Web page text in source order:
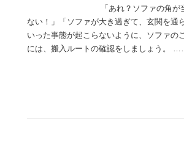
「あれ？ソファの角
ない！」「ソファが大き過ぎて、玄関を通
いった事態が起こらないように、ソファの
には、搬入ルートの確認をしましょう。